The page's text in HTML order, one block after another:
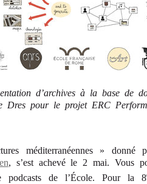
d’archives à la base de
Dres pour le projet ERC
méditerranéennes » donné
, s’est achevé le 2 mai. Vous
de l’École. Pour la 8